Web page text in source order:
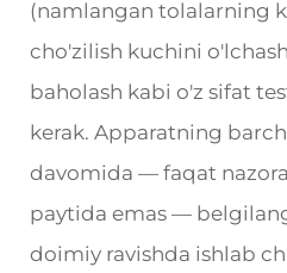
(namlangan tolalarning
cho'zilish kuchini
baholash kabi o'z sifat
kerak. Apparatning
davomida — faqat
paytida emas —
doimiy ravishda ishlab